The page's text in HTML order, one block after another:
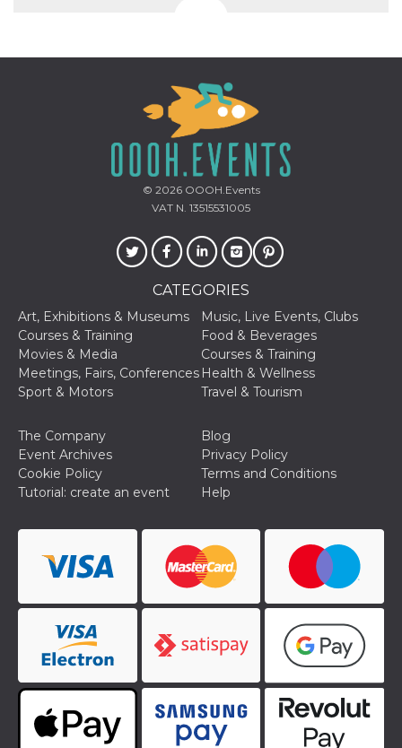
© 2026OOOH.Events
VAT N. 13515531005
CATEGORIES
Art, Exhibitions & Museums
Music, Live Events, Clubs
Courses & Training
Food & Beverages
Movies & Media
Courses & Training
Meetings, Fairs, Conferences Health & Wellness
Sport & Motors
Travel & Tourism
The Company
Blog
Event Archives
Privacy Policy
Cookie Policy
Terms and Conditions
Tutorial: create an event
Help